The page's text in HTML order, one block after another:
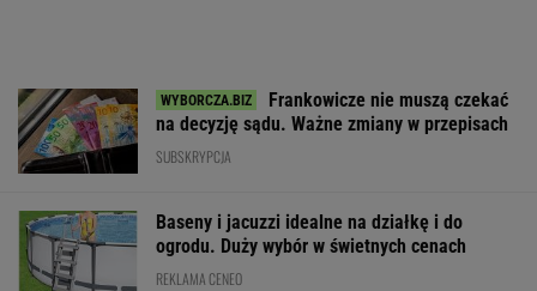
Frankowicze nie muszą czekać
na decyzję sądu. Ważne zmiany w przepisach
SUBSKRYPCJA
Baseny i jacuzzi idealne na działkę i do
ogrodu. Duży wybór w świetnych cenach
REKLAMA CENEO